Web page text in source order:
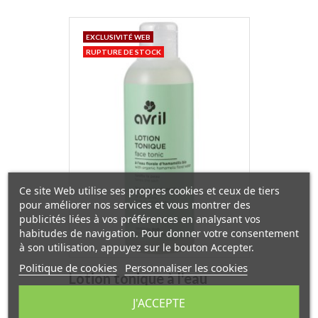
Lotion tonique à l'eau
florale d'hamamelis 200 ml
EXCLUSIVITÉ WEB
RUPTURE DE STOCK
Ce site Web utilise ses propres cookies et ceux de tiers
pour améliorer nos services et vous montrer des
publicités liées à vos préférences en analysant vos
habitudes de navigation. Pour donner votre consentement
à son utilisation, appuyez sur le bouton Accepter.
Politique de cookies Personnaliser les cookies
J'ACCEPTE